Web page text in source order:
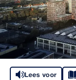
Lees voor